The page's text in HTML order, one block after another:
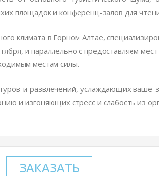
площадок и конференц-залов для
климата в Горном Алтае,
и параллельно с предоставляем
местам силы.
и развлечений, услаждающих
и изгоняющих стресс и слабость из
ЗАКАЗАТЬ